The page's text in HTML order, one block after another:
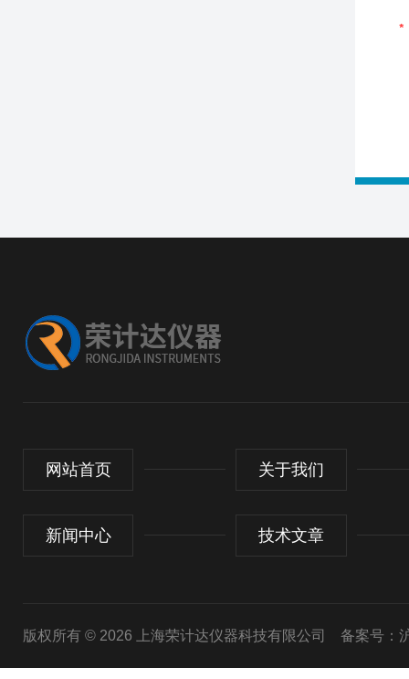
网站首页 关于我们
新闻中心 技术文章
版权所有 © 2026 上海荣计达仪器科技有限公司 备案号：